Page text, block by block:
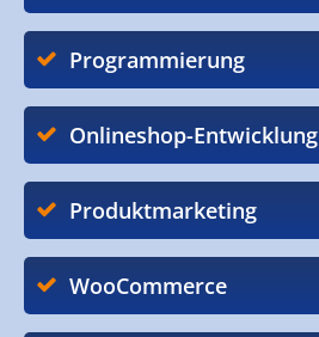
Programmierung
Onlineshop-Entwicklung
Produktmarketing
WooCommerce